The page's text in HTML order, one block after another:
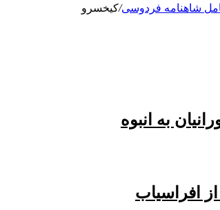
شاهنامه فردوسی/کیخسرو
به انبوه
افراسیاب